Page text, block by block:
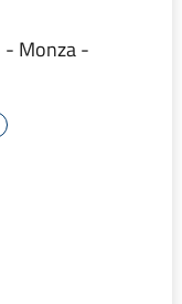
- Monza -